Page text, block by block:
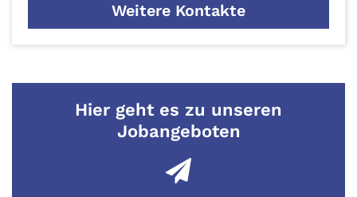
Weitere Kontakte
Hier geht es zu unseren
Jobangeboten